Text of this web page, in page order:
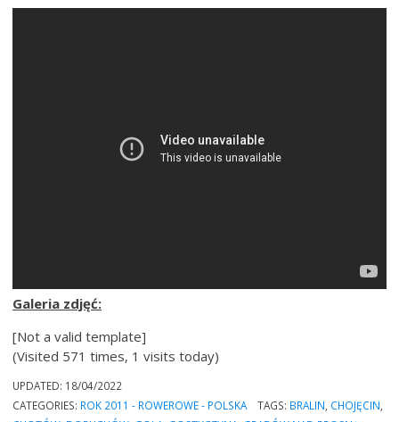
Galeria zdjęć:
[Not a valid template]
(Visited 571 times, 1 visits today)
UPDATED: 18/04/2022
CATEGORIES: ROK 2011 - ROWEROWE - POLSKA TAGS: BRALIN CHOJĘCIN